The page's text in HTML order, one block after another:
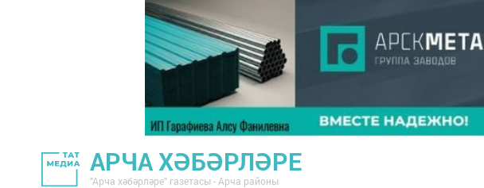
АРЧА ХӘБӘРЛӘРЕ
"Арча хәбәрләре" газетасы - Арча районы